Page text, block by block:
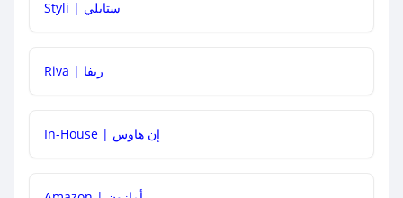
هل يمكنني جمع كود خصم مع العروض الأخرى؟
Styli | ستايلي
Riva | ريفا
In-House | إن هاوس